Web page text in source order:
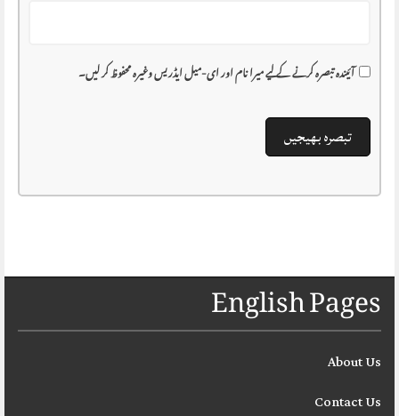
آئیندہ تبصرہ کرنے کے لیے میرا نام اور ای-میل ایڈریس وغیرہ محفوظ کر لیں۔
English Pages
About Us
Contact Us